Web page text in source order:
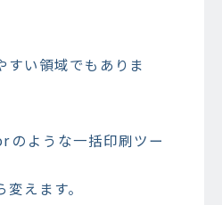
すい領域でもありま
ような一括印刷ツー
えます。